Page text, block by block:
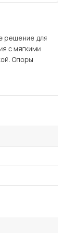
решение для
с мягкими
Опоры